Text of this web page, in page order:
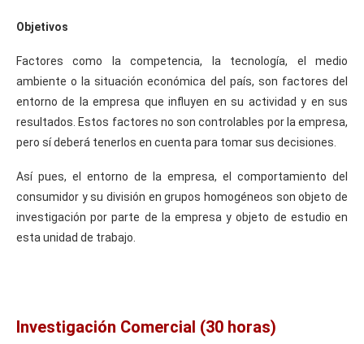
Objetivos
Factores como la competencia, la tecnología, el medio
ambiente o la situación económica del país, son factores del
entorno de la empresa que influyen en su actividad y en sus
resultados. Estos factores no son controlables por la empresa,
pero sí deberá tenerlos en cuenta para tomar sus decisiones.
Así pues, el entorno de la empresa, el comportamiento del
consumidor y su división en grupos homogéneos son objeto de
investigación por parte de la empresa y objeto de estudio en
esta unidad de trabajo.
Investigación Comercial (30 horas)